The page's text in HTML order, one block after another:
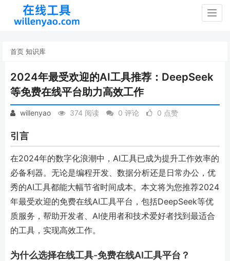
首页 知识库
2024年最受欢迎的AI工具推荐：DeepSeek
等免费在线平台助力高效工作
willenyao 374 阅读 0 评论 0 点赞
引言
在2024年的数字化浪潮中，AI工具已成为提升工作效率的
必备利器。无论是编程开发、数据分析还是日常办公，优
秀的AI工具都能大幅节省时间成本。本文将为您推荐2024
年最受欢迎的免费在线AI工具平台，包括DeepSeek等优
质服务，帮助开发者、AI使用者和技术爱好者找到最适合
的工具，实现高效工作。
为什么选择在线工具-免费在线AI工具平台？